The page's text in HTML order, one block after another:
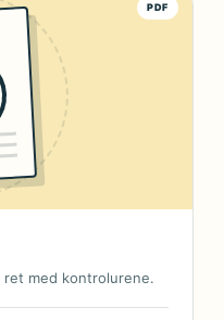
PDF
ret med kontrolurene.